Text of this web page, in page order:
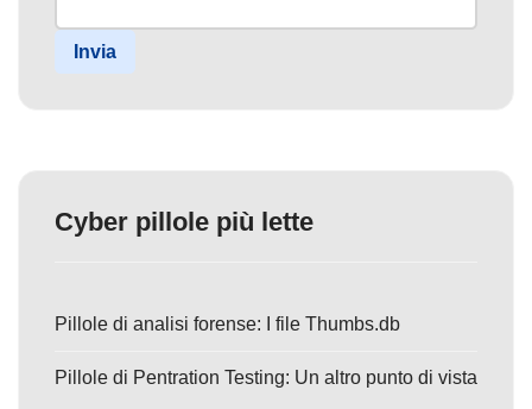
Invia
Cyber pillole più lette
Pillole di analisi forense: I file Thumbs.db
Pillole di Pentration Testing: Un altro punto di vista